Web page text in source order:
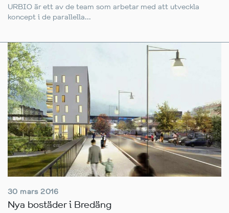
URBIO är ett av de team som arbetar med att utveckla
koncept i de parallella...
30 mars 2016
Nya bostäder i Bredäng